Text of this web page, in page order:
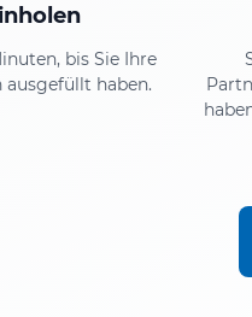
bis Sie Ihre
haben.